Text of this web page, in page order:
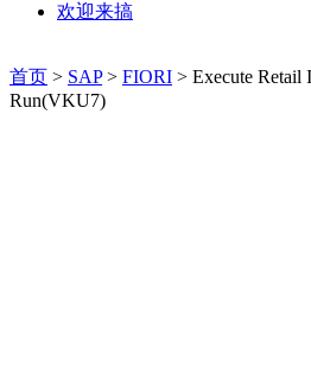
欢迎来搞
首页 > SAP> FIORI > Execute Retail
Run(VKU7)